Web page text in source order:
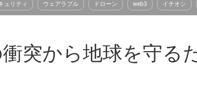
ュリティ ウェアラブル ドローン web3 イチオシ
突から地球を守る